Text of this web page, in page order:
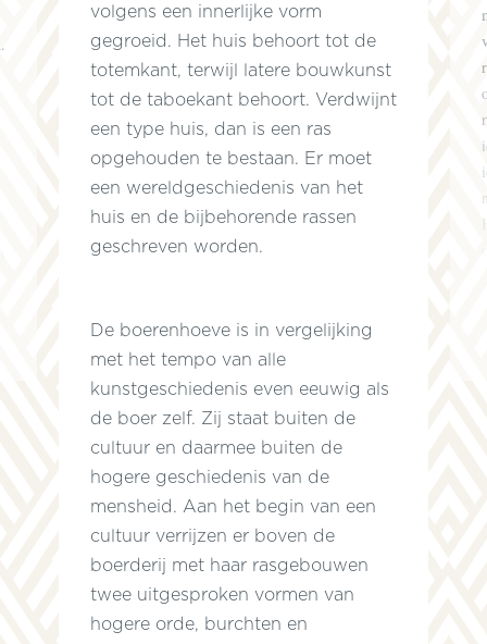
volgens een innerlijke vorm
gegroeid. Het huis behoort tot de
totemkant, terwijl latere bouwkunst
tot de taboekant behoort. Verdwijnt
een type huis, dan is een ras
opgehouden te bestaan. Er moet
een wereldgeschiedenis van het
huis en de bijbehorende rassen
geschreven worden.
De boerenhoeve is in vergelijking
met het tempo van alle
kunstgeschiedenis even eeuwig als
de boer zelf. Zij staat buiten de
cultuur en daarmee buiten de
hogere geschiedenis van de
mensheid. Aan het begin van een
cultuur verrijzen er boven de
boerderij met haar rasgebouwen
twee uitgesproken vormen van
hogere orde, burchten en